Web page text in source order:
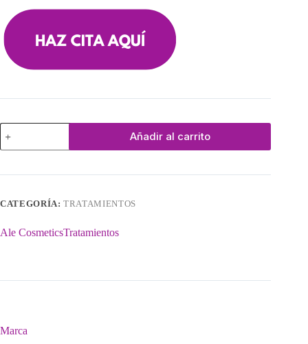
Anticipo
Tratamiento
Corporal
Añadir al carrito
CATEGORÍA:TRATAMIENTOS
Ale CosmeticsTratamientos
Marca